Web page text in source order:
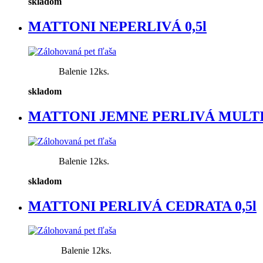
MATTONI NEPERLIVÁ 0,5l
Balenie 12ks.
skladom
MATTONI JEMNE PERLIVÁ
Balenie 12ks.
skladom
MATTONI PERLIVÁ CEDRATA 0,5l
Balenie 12ks.